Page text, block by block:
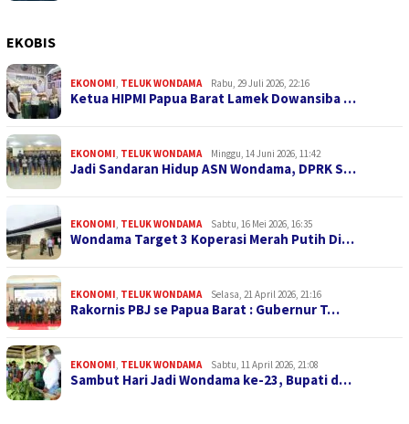
EKOBIS
EKONOMI, TELUK WONDAMA Rabu, 29 Juli 2026, 22:16
Ketua HIPMI Papua Barat Lamek Dowansiba …
EKONOMI, TELUK WONDAMA Minggu, 14 Juni 2026, 11:42
Jadi Sandaran Hidup ASN Wondama, DPRK S…
EKONOMI, TELUK WONDAMA Sabtu, 16 Mei 2026, 16:35
Wondama Target 3 Koperasi Merah Putih Di…
EKONOMI, TELUK WONDAMA Selasa, 21 April 2026, 21:16
Rakornis PBJ se Papua Barat : Gubernur T…
EKONOMI, TELUK WONDAMA Sabtu, 11 April 2026, 21:08
Sambut Hari Jadi Wondama ke-23, Bupati d…